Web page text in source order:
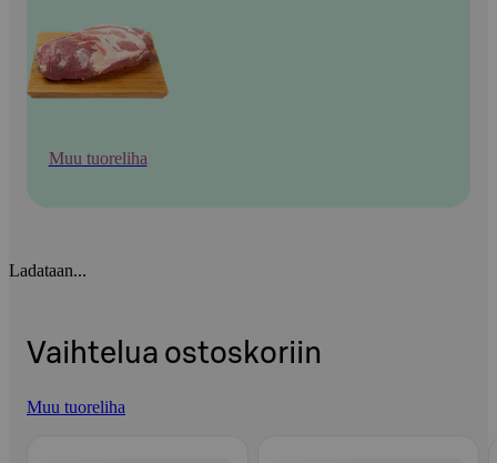
Muu tuoreliha
Ladataan...
Vaihtelua ostoskoriin
Muu tuoreliha